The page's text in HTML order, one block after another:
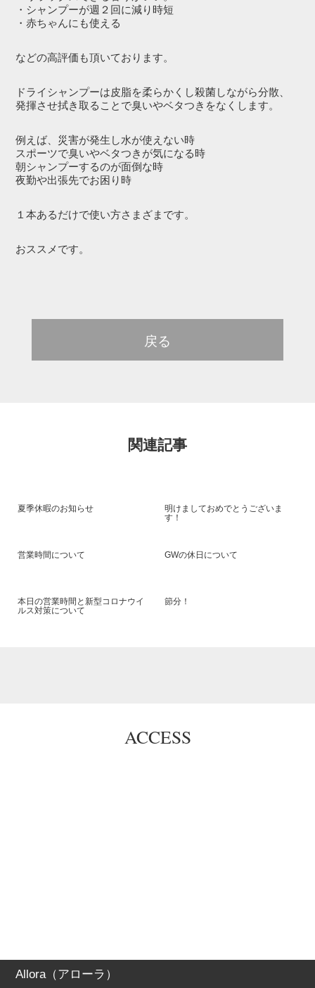
・シャンプーが週２回に減り時短
・赤ちゃんにも使える
などの高評価も頂いております。
ドライシャンプーは皮脂を柔らかくし殺菌しながら分散、
発揮させ拭き取ることで臭いやベタつきをなくします。
例えば、災害が発生し水が使えない時
スポーツで臭いやベタつきが気になる時
朝シャンプーするのが面倒な時
夜勤や出張先でお困り時
１本あるだけで使い方さまざまです。
おススメです。
戻る
関連記事
夏季休暇のお知らせ
明けましておめでとうございま
す！
営業時間について GWの休日について
本日の営業時間と新型コロナウイ
ルス対策について
節分！
ACCESS
Allora（アローラ）